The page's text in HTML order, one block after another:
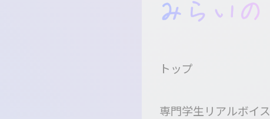
トップ
専門学生リアルボイス